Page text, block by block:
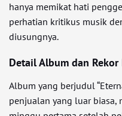
hanya memikat hati
perhatian kritikus musik
diusungnya.
Detail Album dan Rekor
Album yang berjudul
penjualan yang luar